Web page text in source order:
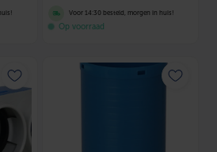
Voor 14:30 besteld, morgen in huis!
Op voorraad